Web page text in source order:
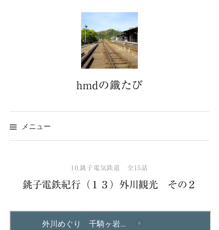
ッ
プ
hmdの鐵たび
メニュー
10.銚子電気鉄道 全15話
銚子電鉄紀行（１３）外川観光 その２